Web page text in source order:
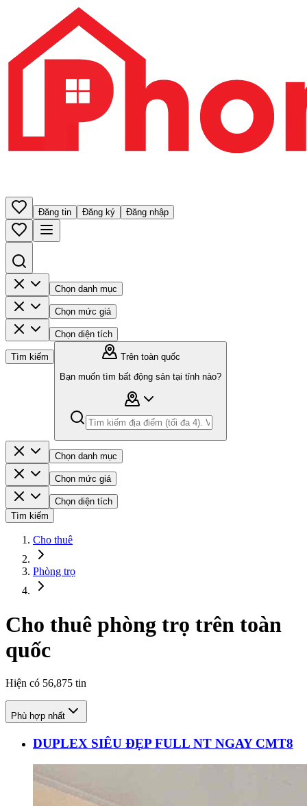
Đăng tin Đăng ký Đăng nhập
Chọn danh mục
Chọn mức giá
Chọn diện tích
Tìm kiếm
Trên toàn quốc
Bạn muốn tìm bất động sản tại tỉnh nào?
Chọn danh mục
Chọn mức giá
Chọn diện tích
Tìm kiếm
Cho thuê
Phòng trọ
Cho thuê phòng trọ trên toàn
quốc
Hiện có 56,875 tin
Phù hợp nhất
DUPLEX SIÊU ĐẸP FULL NT NGAY CMT8